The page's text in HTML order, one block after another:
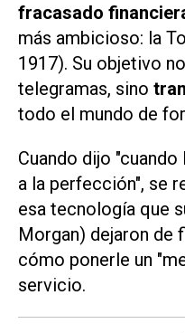
fracasado
más ambicioso: la
1917). Su objetivo
telegramas, sino
todo el mundo de
Cuando dijo
a la perfección", se
esa tecnología que
Morgan) dejaron de
cómo ponerle un
servicio.